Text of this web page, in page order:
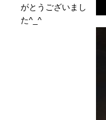
がとうございまし
た^_^